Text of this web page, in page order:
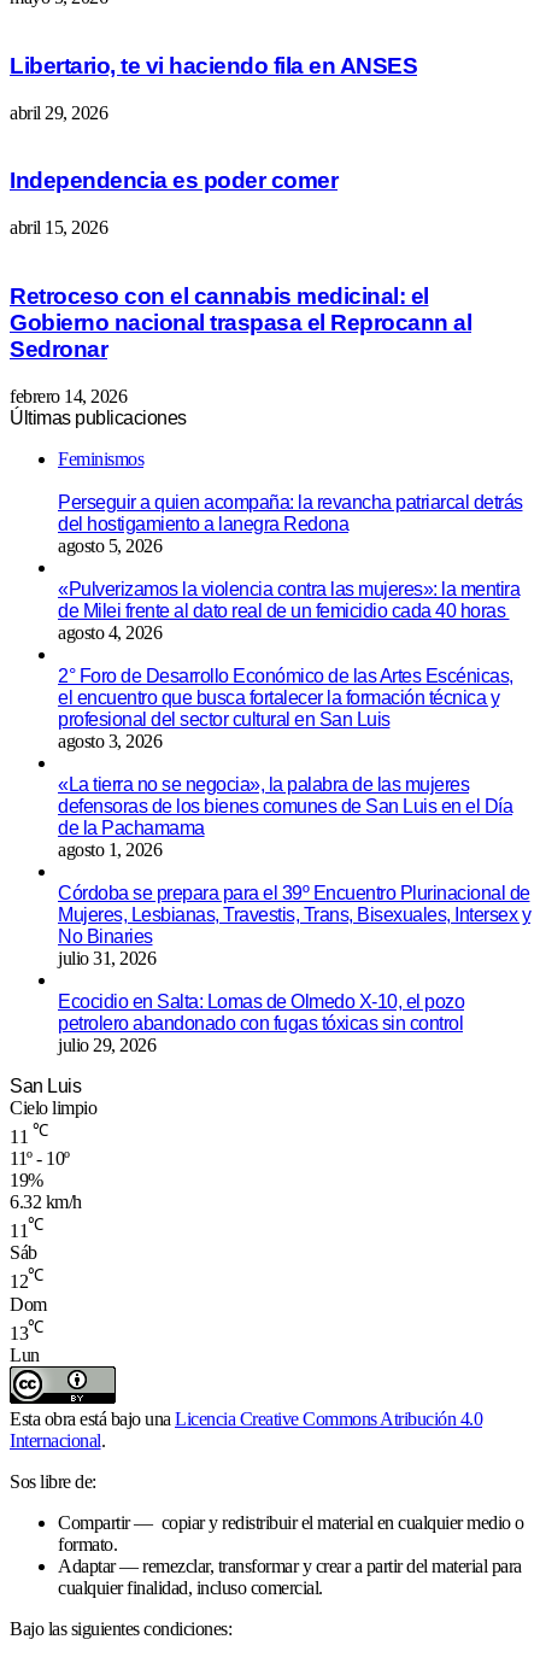
Libertario, te vi haciendo fila en ANSES
abril 29, 2026
Independencia es poder comer
abril 15, 2026
Retroceso con el cannabis medicinal: el
Gobierno nacional traspasa el Reprocann al
Sedronar
febrero 14, 2026
Últimas publicaciones
Feminismos
Perseguir a quien acompaña: la revancha patriarcal detrás
del hostigamiento a lanegra Redona
agosto 5, 2026
«Pulverizamos la violencia contra las mujeres»: la mentira
de Milei frente al dato real de un femicidio cada 40 horas
agosto 4, 2026
2° Foro de Desarrollo Económico de las Artes Escénicas,
el encuentro que busca fortalecer la formación técnica y
profesional del sector cultural en San Luis
agosto 3, 2026
«La tierra no se negocia», la palabra de las mujeres
defensoras de los bienes comunes de San Luis en el Día
de la Pachamama
agosto 1, 2026
Córdoba se prepara para el 39º Encuentro Plurinacional de
Mujeres, Lesbianas, Travestis, Trans, Bisexuales, Intersex y
No Binaries
julio 31, 2026
Ecocidio en Salta: Lomas de Olmedo X-10, el pozo
petrolero abandonado con fugas tóxicas sin control
julio 29, 2026
San Luis
Cielo limpio
11 ℃
11º - 10º
19%
6.32 km/h
11℃
Sáb
12℃
Dom
13℃
Lun
Esta obra está bajo una Licencia Creative Commons Atribución 4.0
Internacional.
Sos libre de:
Compartir — copiar y redistribuir el material en cualquier medio o
formato.
Adaptar — remezclar, transformar y crear a partir del material para
cualquier finalidad, incluso comercial.
Bajo las siguientes condiciones: